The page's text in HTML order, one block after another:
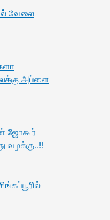
வேலை
அப்ளை
ஜோகூர்
வழக்கு..!!